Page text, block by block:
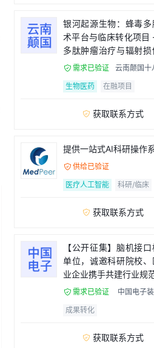
银河起源生物：蜂毒
术平台与临床转化项目 ——聚焦天然
多肽肿瘤治疗与辐射损
者
 需求已验证
云南颠国十
生物医药
在融项目
 获取联系方式
提供一站式AI科研操作
 供给已验证
医疗人工智能
科研/临床
 获取联系方式
【公开征集】脑机接
单位，诚邀科研院校
业企业携手共建行业规
 需求已验证
中国电子
成果转化
 获取联系方式